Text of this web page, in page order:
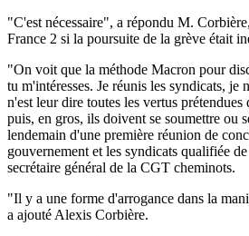
"C'est nécessaire", a répondu M.
France 2 si la poursuite de la grève était
"On voit que la méthode Macron pour
tu m'intéresses. Je réunis les syndicats, je
n'est leur dire toutes les vertus
puis, en gros, ils doivent se soumettre ou
lendemain d'une première réunion de
gouvernement et les syndicats qualifiée
secrétaire général de la CGT cheminots.
"Il y a une forme d'arrogance dans la
a ajouté Alexis Corbière.